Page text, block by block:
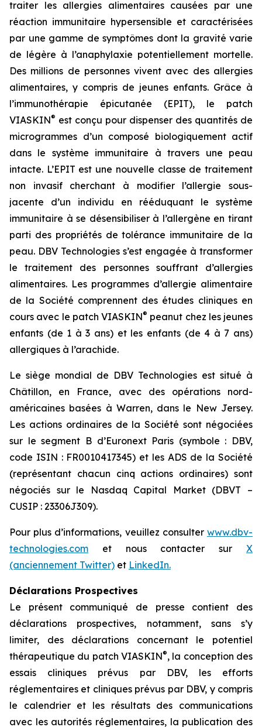
traiter les allergies alimentaires causées par une
réaction immunitaire hypersensible et caractérisées
par une gamme de symptômes dont la gravité varie
de légère à l’anaphylaxie potentiellement mortelle.
Des millions de personnes vivent avec des allergies
alimentaires, y compris de jeunes enfants. Grâce à
l’immunothérapie épicutanée (EPIT), le patch
VIASKIN® est conçu pour dispenser des quantités de
microgrammes d’un composé biologiquement actif
dans le système immunitaire à travers une peau
intacte. L’EPIT est une nouvelle classe de traitement
non invasif cherchant à modifier l’allergie sous-
jacente d’un individu en rééduquant le système
immunitaire à se désensibiliser à l’allergène en tirant
parti des propriétés de tolérance immunitaire de la
peau. DBV Technologies s’est engagée à transformer
le traitement des personnes souffrant d’allergies
alimentaires. Les programmes d’allergie alimentaire
de la Société comprennent des études cliniques en
cours avec le patch VIASKIN® peanut chez les jeunes
enfants (de 1 à 3 ans) et les enfants (de 4 à 7 ans)
allergiques à l’arachide.
Le siège mondial de DBV Technologies est situé à
Châtillon, en France, avec des opérations nord-
américaines basées à Warren, dans le New Jersey.
Les actions ordinaires de la Société sont négociées
sur le segment B d’Euronext Paris (symbole : DBV,
code ISIN : FR0010417345) et les ADS de la Société
(représentant chacun cinq actions ordinaires) sont
négociés sur le Nasdaq Capital Market (DBVT –
CUSIP : 23306J309).
Pour plus d’informations, veuillez consulter www.dbv-
technologies.com et nous contacter sur X
(anciennement Twitter) et LinkedIn.
Déclarations Prospectives
Le présent communiqué de presse contient des
déclarations prospectives, notamment, sans s’y
limiter, des déclarations concernant le potentiel
thérapeutique du patch VIASKIN®, la conception des
essais cliniques prévus par DBV, les efforts
réglementaires et cliniques prévus par DBV, y compris
le calendrier et les résultats des communications
avec les autorités réglementaires, la publication des